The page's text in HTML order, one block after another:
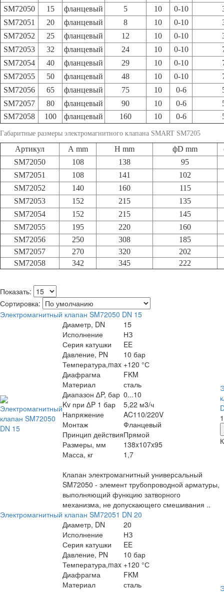
SM72050
15 фланцевый 5 10 0-10
SM72051
20 фланцевый 8 10 0-10
SM72052
25 фланцевый 12 10 0-10
SM72053
32 фланцевый 24 10 0-10
SM72054
40 фланцевый 29 10 0-10
SM72055
50 фланцевый 48 10 0-10
SM72056
65 фланцевый 75 10 0-6
SM72057
80 фланцевый 90 10 0-6
SM72058
100 фланцевый 160 10 0-6
Габаритные размеры электромагнитного клапана SMART SM7205
Артикул А mm Н mm фD mm
SM72050
108 138
95
SM72051
108 141
102
SM72052
140 160
115
SM72053
152 215
135
SM72054
152 215
145
SM72055
195 220
160
SM72056
250 308
185
SM72057
270 320
202
SM72058
342 345 222
Показать:
Сортировка:
Электромагнитный клапан SM72050 DN 15
Диаметр, DN
15
Исполнение
НЗ
Серия катушки
EE
Давление, PN
10 бар
Температура,max +120 °С
Диафрагма
FKM
Материал
сталь
Диапазон ∆P, бар 0...10
Kv при ∆P 1 бар
5,22 м3/ч
Напряжение
AC110/220V
Монтаж
Фланцевый
Принцип действияПрямой
Размеры, мм
138x107x95
Масса, кг
1,7
Клапан электромагнитный универсальный
SM72050 - элемент трубопроводной арматуры,
выполняющий функцию затворного
механизма, не допускающего смешивания ..
Электромагнитный клапан SM72051 DN 20
Диаметр, DN
20
Исполнение
НЗ
Серия катушки
EE
Давление, PN
10 бар
Температура,max +120 °С
Диафрагма
FKM
Материал
сталь